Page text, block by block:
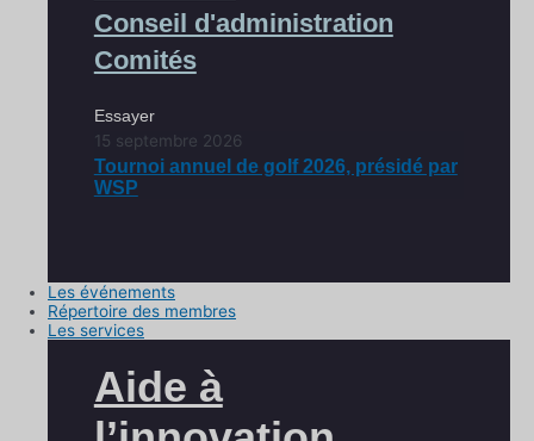
Conseil d'administration
Comités
Essayer
15 septembre 2026
Tournoi annuel de golf 2026, présidé par
WSP
Les événements
Répertoire des membres
Les services
Aide à